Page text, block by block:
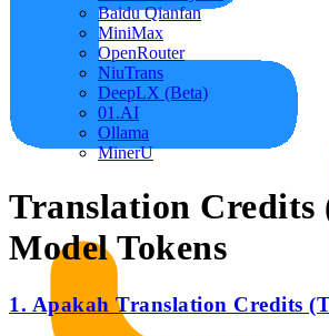
Baidu Qianfan
MiniMax
OpenRouter
NiuTrans
DeepLX (Beta)
01.AI
Ollama
MinerU
Translation
Model Tokens
1. Apakah Translation Credits